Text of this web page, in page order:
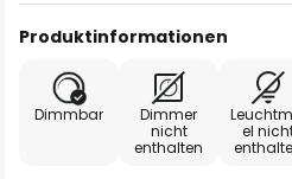
Produktinformationen
Dimmbar
Dimmer
nicht
enthalten
el